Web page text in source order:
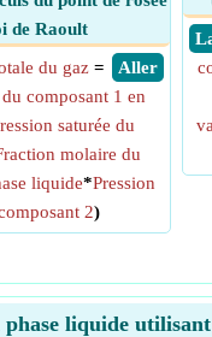
de Raoult
​ Aller
du gaz=
composant 1 en
saturée du
molaire du
liquide*Pression
2)
liquide